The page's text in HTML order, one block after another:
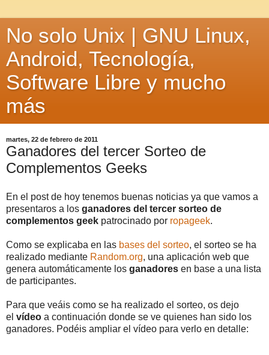
No solo Unix | GNU Linux,
Android, Tecnología,
Software Libre y mucho
más
martes, 22 de febrero de 2011
Ganadores del tercer Sorteo de
Complementos Geeks
En el post de hoy tenemos buenas noticias ya que vamos a
presentaros a los ganadores del tercer sorteo de
complementos geek patrocinado por ropageek.
Como se explicaba en las bases del sorteo, el sorteo se ha
realizado mediante Random.org, una aplicación web que
genera automáticamente los ganadores en base a una lista
de participantes.
Para que veáis como se ha realizado el sorteo, os dejo
el vídeo a continuación donde se ve quienes han sido los
ganadores. Podéis ampliar el vídeo para verlo en detalle: